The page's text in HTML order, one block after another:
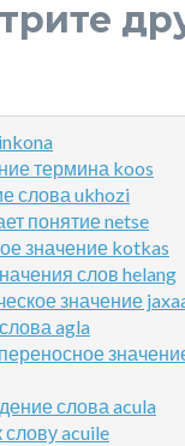
термина koos
слова ukhozi
понятие netse
значение kotkas
слов helang
значение
agla
слова acula
acuile